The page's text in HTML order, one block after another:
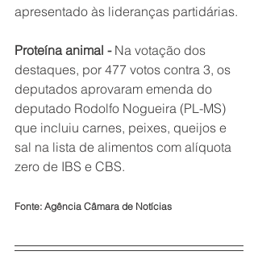
apresentado às lideranças partidárias.
Proteína animal - Na votação dos
destaques, por 477 votos contra 3, os
deputados aprovaram emenda do
deputado Rodolfo Nogueira (PL-MS)
que incluiu carnes, peixes, queijos e
sal na lista de alimentos com alíquota
zero de IBS e CBS.
Fonte: Agência Câmara de Notícias